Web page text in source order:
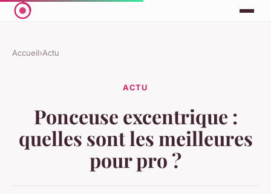
Accueil›Actu
ACTU
Ponceuse excentrique :
quelles sont les meilleures
pour pro ?